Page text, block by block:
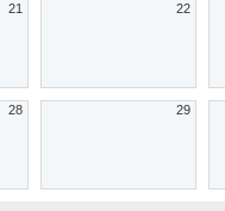
21 22
28 29